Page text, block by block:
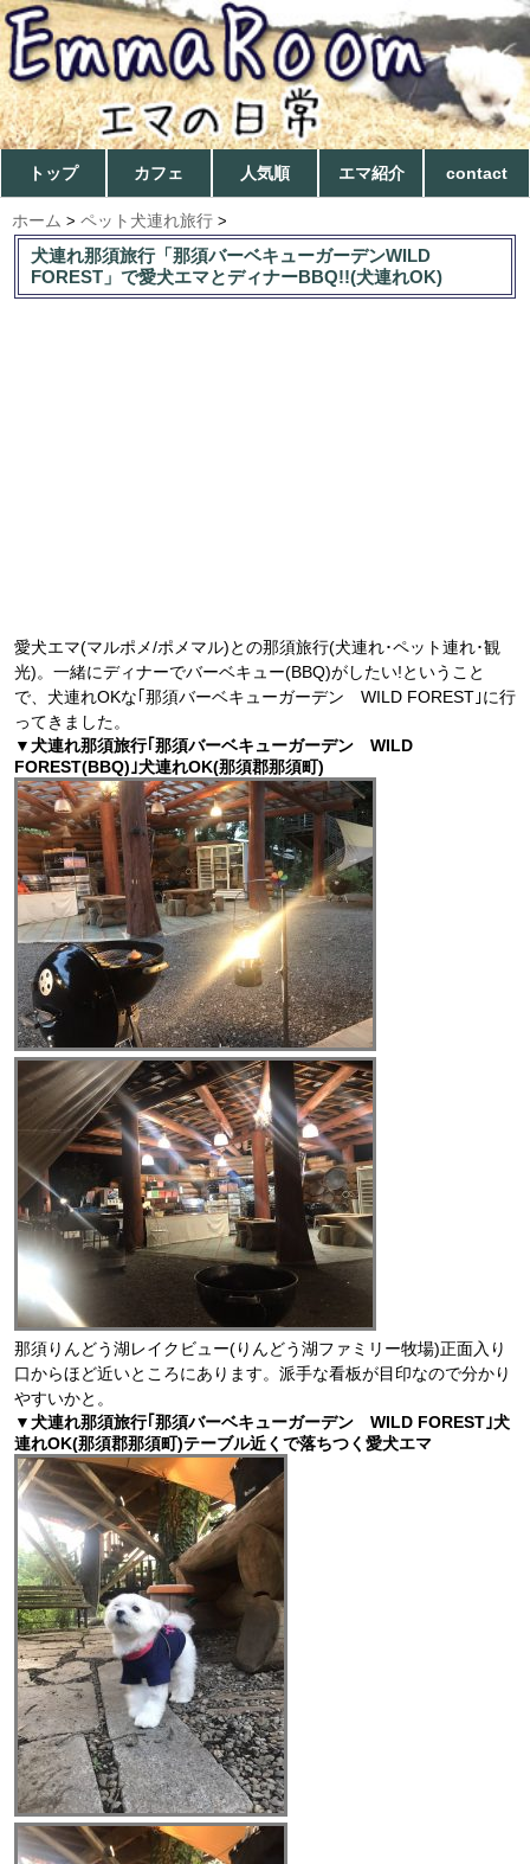
トップ カフェ 人気順 エマ紹介 contact
ホーム > ペット犬連れ旅行 >
犬連れ那須旅行「那須バーベキューガーデンWILD
FOREST」で愛犬エマとディナーBBQ!!(犬連れOK)
愛犬エマ(マルポメ/ポメマル)との那須旅行(犬連れ･ペット連れ･観
光)。一緒にディナーでバーベキュー(BBQ)がしたい!ということ
で、犬連れOKな｢那須バーベキューガーデン WILD FOREST｣に行
ってきました。
▼犬連れ那須旅行｢那須バーベキューガーデン WILD
FOREST(BBQ)｣犬連れOK(那須郡那須町)
那須りんどう湖レイクビュー(りんどう湖ファミリー牧場)正面入り
口からほど近いところにあります。派手な看板が目印なので分かり
やすいかと。
▼犬連れ那須旅行｢那須バーベキューガーデン WILD FOREST｣犬
連れOK(那須郡那須町)テーブル近くで落ちつく愛犬エマ